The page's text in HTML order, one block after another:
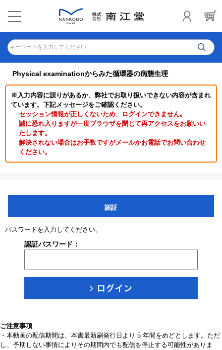
キーワードを入力してください
Physical examinationからみた循環器の病態生理
※入力内容に誤りがあるか、弊社でお取り扱いできない内容が含まれ
ています。下記メッセージをご確認ください。
セッション情報が正しくないため、ログインできません｡
誠に恐れ入りますが一度ブラウザを閉じて再アクセスをお願いい
たします。
解決されない場合はお手数ですがメールかお電話でお問い合わせ
ください。
認証
パスワードを入力してください。
認証パスワード：
ご注意事項
・本動画の配信期間は、本書最新刷発行日より 5 年間をめどとします。ただ
し、予期しない事情によりその期間内でも配信を停止する可能性がありま